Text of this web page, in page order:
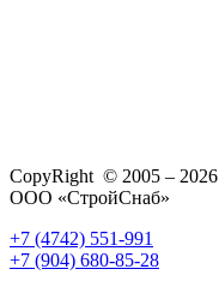
CopyRight © 2005 – 2026
ООО «СтройСнаб»
+7 (4742) 551-991
+7 (904) 680-85-28